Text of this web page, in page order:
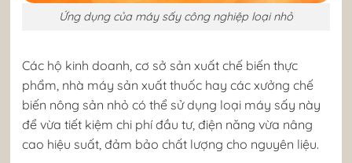
Ứng dụng của máy sấy công nghiệp loại nhỏ
Các hộ kinh doanh, cơ sở sản xuất chế biến thực
phẩm, nhà máy sản xuất thuốc hay các xưởng chế
biến nông sản nhỏ có thể sử dụng loại máy sấy này
để vừa tiết kiệm chi phí đầu tư, điện năng vừa nâng
cao hiệu suất, đảm bảo chất lượng cho nguyên liệu.